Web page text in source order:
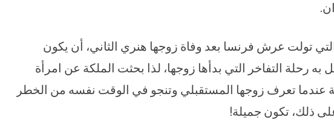
تولت عرش فرنسا بعد وفاة زوجها هنري الثاني، أن يكون
رحلة التفاخر التي بدأها زوجها، لذا بحثت الملكة عن امرأة
عندما تعرف زوجها المستقبلي وتنجو في الوقت نفسه من الخطر
ذلك، تكون جميلة!